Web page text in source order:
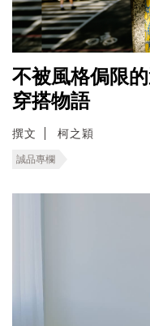
不被風格侷限
穿搭物語
撰文 柯之穎
誠品專欄